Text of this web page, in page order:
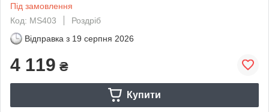
Під замовлення
Код: MS403
Роздріб
Відправка з 19 серпня 2026
4 119 ₴
Купити